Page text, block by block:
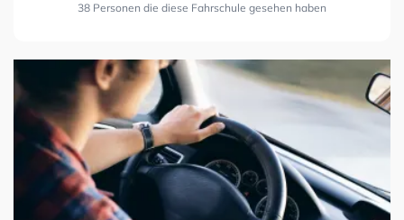
38 Personen die diese Fahrschule gesehen haben